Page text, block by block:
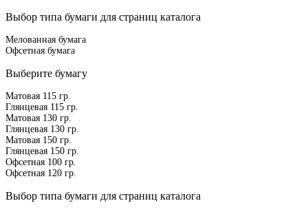
Выбор типа бумаги для страниц каталога
Мелованная бумага
Офсетная бумага
Выберите бумагу
Матовая 115 гр.
Глянцевая 115 гр.
Матовая 130 гр.
Глянцевая 130 гр.
Матовая 150 гр.
Глянцевая 150 гр.
Офсетная 100 гр.
Офсетная 120 гр.
Выбор типа бумаги для страниц каталога